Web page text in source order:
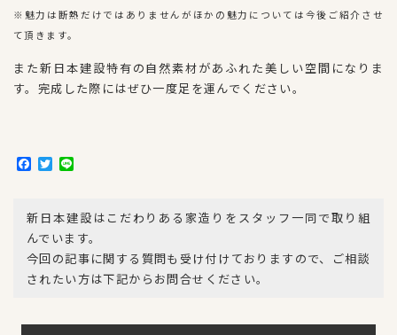
※魅力は断熱だけではありませんがほかの魅力については今後ご紹介させ
て頂きます。
また新日本建設特有の自然素材があふれた美しい空間になりま
す。完成した際にはぜひ一度足を運んでください。
F
a
b
o
o
k
T
w
t
e
r
新日本建設はこだわりある家造りをスタッフ一同で取り組
んでいます。
今回の記事に関する質問も受け付けておりますので、ご相談
されたい方は下記からお問合せください。